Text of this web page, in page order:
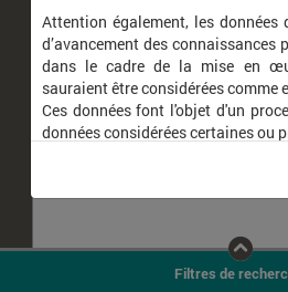
Filtres de
Attention également, les données
d’avancement des connaissances
dans le cadre de la mise en
sauraient être considérées comme
Ces données font l'objet d'un
données considérées certaines ou
ainsi que celles pour